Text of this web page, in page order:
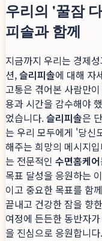
우리의 '꿀잠
피솔과 함께
지금까지 우리는 경제
션,슬리피솔에 대해 자
고통은 겪어본 사람만
용과 시간을 감수해야
었습니다.슬리피솔은
는 우리 모두에게 '당신
해주는 희망의 메시지
는 전문적인 수면홈케어
목표 달성을 응원하는
이고 중요한 목표를 함
끝내고 건강한 잠을 향
여정에 든든한 동반자
을 진심으로 응원합니다.